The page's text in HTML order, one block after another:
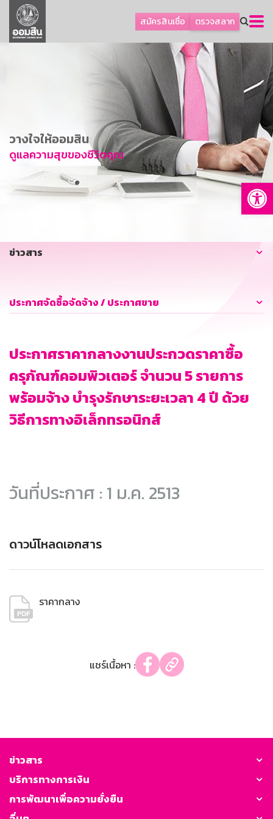
สมัครสินเชื่อ ตรวจสลาก
ลูกค้าธุรกิจ
ลูกค้าผู้ประกอบรายย่อย
การพัฒนาที่ยั่งยืน
ข่าวสาร
บริการทางการเงิน
อื่นๆ
วางใจให้ออมสิน
ดูแลความสุขของชีวิตคุณ
ข่าวสาร
ประกาศจัดซื้อจัดจ้าง / ประกาศขาย
ประกาศราคากลางงานประกวดราคาซื้อ
ครุภัณฑ์คอมพิวเตอร์ จำนวน 5 รายการ
พร้อมจ้าง บำรุงรักษาระยะเวลา 4 ปี ด้วย
วิธีการทางอิเล็กทรอนิกส์
วันที่ประกาศ : 1 ม.ค. 2513
ดาวน์โหลดเอกสาร
ราคากลาง
แชร์เนื้อหา :
ข่าวสาร
บริการทางการเงิน
การพัฒนาเพื่อความยั่งยืน